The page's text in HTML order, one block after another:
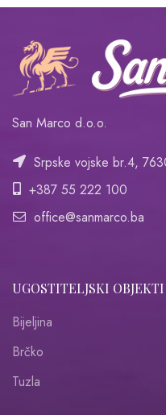
San Marco d.o.o.
Srpske vojske br.4,
+387 55 222 100
office@sanmarco.ba
UGOSTITELJSKI OBJEKTI
Bijeljina
Brčko
Tuzla